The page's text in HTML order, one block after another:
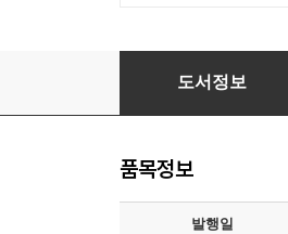
우린 춤추면서 싸우지
도서정보
품목정보
발행일